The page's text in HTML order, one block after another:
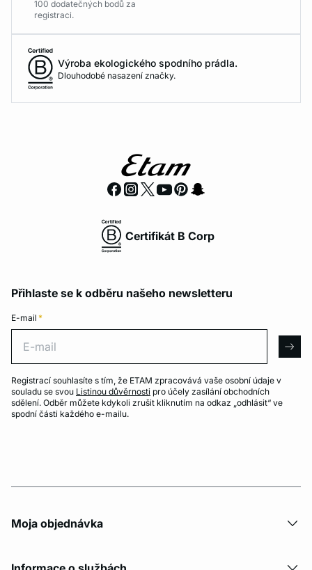
100 dodatečných bodů za
registraci.
Výroba ekologického spodního prádla.
Dlouhodobé nasazení značky.
Certifikát B Corp
Přihlaste se k odběru našeho newsletteru
E-mail *
Registrací souhlasíte s tím, že ETAM zpracovává vaše osobní údaje v
souladu se svou Listinou důvěrnosti pro účely zasílání obchodních
sdělení. Odběr můžete kdykoli zrušit kliknutím na odkaz „odhlásit“ ve
spodní části každého e-mailu.
Moja objednávka